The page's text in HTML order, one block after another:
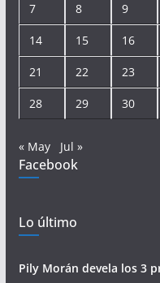
7 8 9
14 15 16
21 22 23
28 29 30
« May Jul »
Facebook
Lo último
Pily Morán devela los 3